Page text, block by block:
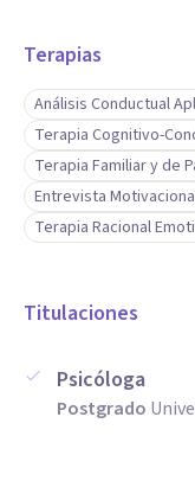
Terapias
Análisis Conductual
Terapia Cognitivo-
Terapia Familiar y de
Entrevista
Terapia Racional
Titulaciones
Psicóloga
Postgrado